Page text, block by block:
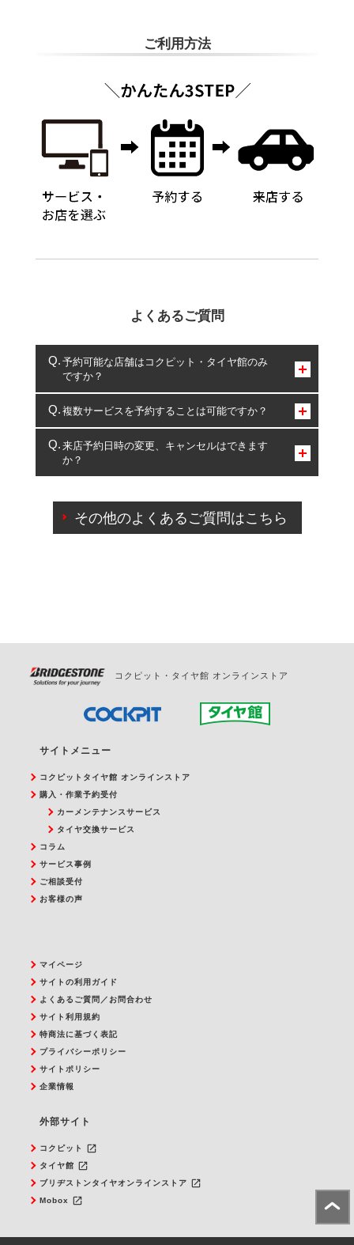
ご利用方法
よくあるご質問
予約可能な店舗はコクピット・タイヤ館のみ
ですか？
コクピット・タイヤ館のみとなります。
複数サービスを予約することは可能ですか？
複数サービスのご予約は可能です。
一部の商品・サービスの組み合わせに限り、同時にご予約が
出来ないものもございます。
来店予約日時の変更、キャンセルはできます
か？
ご来店予約日の3営業日前を過ぎている場合のご予約
の日時変更につきましては、直接ご予約の店舗まで
その他のよくあるご質問はこちら
コクピット・タイヤ館 オンラインストア
サイトメニュー
コクピットタイヤ館 オンラインストア
購入・作業予約受付
カーメンテナンスサービス
タイヤ交換サービス
コラム
サービス事例
ご相談受付
お客様の声
マイページ
サイトの利用ガイド
よくあるご質問／お問合わせ
サイト利用規約
特商法に基づく表記
プライバシーポリシー
サイトポリシー
企業情報
外部サイト
コクピット launch
タイヤ館 launch
ブリヂストンタイヤオンラインストア launch
Mobox launch